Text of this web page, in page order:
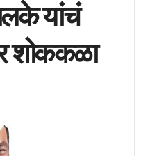
यांचं
शोककळा